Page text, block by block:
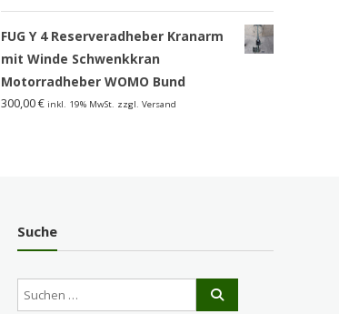
FUG Y 4 Reserveradheber Kranarm
mit Winde Schwenkkran
Motorradheber WOMO Bund
300,00€ inkl. 19% MwSt. zzgl. Versand
Suche